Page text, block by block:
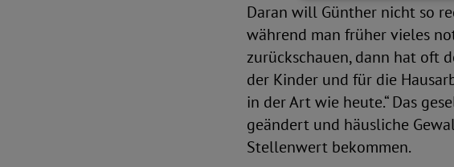
Daran will Günther nicht so
während man früher vieles
zurückschauen, dann hat oft
der Kinder und für die
in der Art wie heute.“ Das
geändert und häusliche
Stellenwert bekommen.